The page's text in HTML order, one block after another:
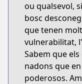
ou qualsevol,
bosc
que tenen
vulnerabilitat,
Sabem que
nadons que
poderosos.